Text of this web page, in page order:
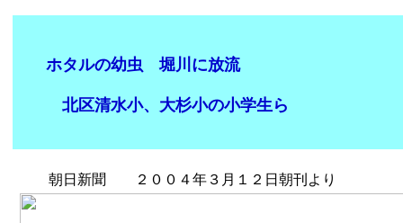
ホタルの幼虫 堀川に放流
北区清水小、大杉小の小学生ら
朝日新聞 ２００４年３月１２日朝刊より